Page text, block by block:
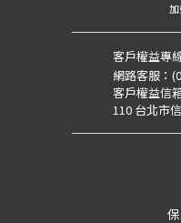
客戶權益專
網路客服：
客戶權益信
110 台北市